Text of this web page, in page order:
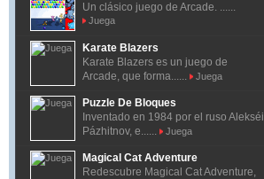
Un clásico juego de Arcade. ......
Juega
Karate Blazers
Karate Blazers es un juego de
Arcade, que forma......
Juega
Puzzle De Bloques
Inventado en 1984 por el ruso Alekséi
Pázhitnov, e......
Juega
Magical Cat Adventure
Redescubre Magical Cat Adventure,